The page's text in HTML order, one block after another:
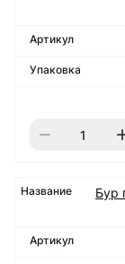
Бур